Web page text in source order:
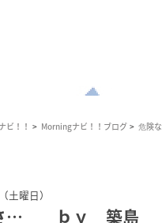
ビ！！ Morningナビ！！ブログ 危険
土曜日）
さ… ｂｙ 築島